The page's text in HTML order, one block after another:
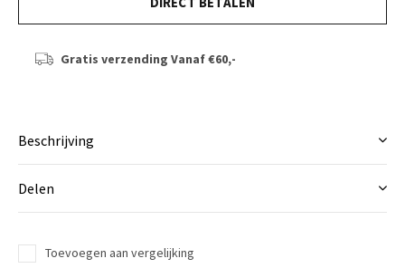
Gratis verzending Vanaf €60,-
Beschrijving
Delen
Toevoegen aan vergelijking